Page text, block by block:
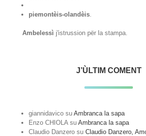
piemontèis-olandèis
Ambelessì j'istrussion për la stampa.
J’ÙLTIM COMENT
giannidavico suAmbranca la sapa
Enzo CHIOLA suAmbranca la sapa
Claudio Danzero suClaudio Danzero,